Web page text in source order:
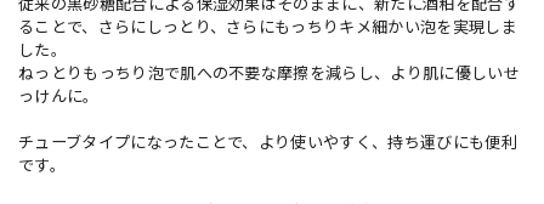
従来の黒砂糖配合による保湿効果はそのままに、新たに酒粕を配合す
ることで、さらにしっとり、さらにもっちりキメ細かい泡を実現しま
した。
ねっとりもっちり泡で肌への不要な摩擦を減らし、より肌に優しいせ
っけんに。
チューブタイプになったことで、より使いやすく、持ち運びにも便利
です。